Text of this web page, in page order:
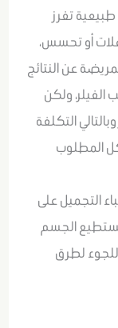
تفرز
أو تحسس،
عن النتائج
ولكن
التكلفة
المطلوب
التجميل على
الجسم
لطرق